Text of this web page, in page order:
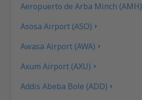
Aeropuerto de Arba Minch (AMH)
Asosa Airport (ASO)
Awasa Airport (AWA)
Axum Airport (AXU)
Addis Abeba Bole (ADD)